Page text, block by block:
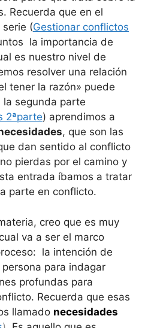
Recuerda que en el
(Gestionar conflictos
la importancia de
es nuestro nivel de
resolver una relación
tener la razón» puede
la segunda parte
2ªparte) aprendimos a
, que son las
dan sentido al conflicto
pierdas por el camino y
entrada íbamos a tratar
parte en conflicto.
creo que es muy
va a ser el marco
la intención de
para indagar
profundas para
Recuerda que esas
llamado necesidades